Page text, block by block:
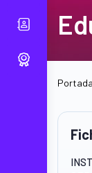
Portada